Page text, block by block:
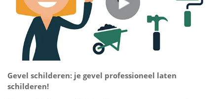
Gevel schilderen: je gevel professioneel laten
schilderen!